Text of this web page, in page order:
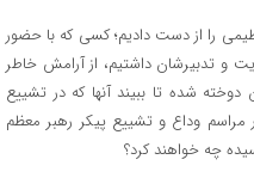
را از دست دادیم؛ کسی که با حضور
و تدبیرشان داشتیم، از آرامش خاطر
دوخته شده تا ببیند آنها که در تشییع
مراسم وداع و تشییع پیکر رهبر معظم
چه خواهند کرد؟